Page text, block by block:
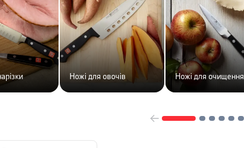
Ножі для овочів Ножі для очищення